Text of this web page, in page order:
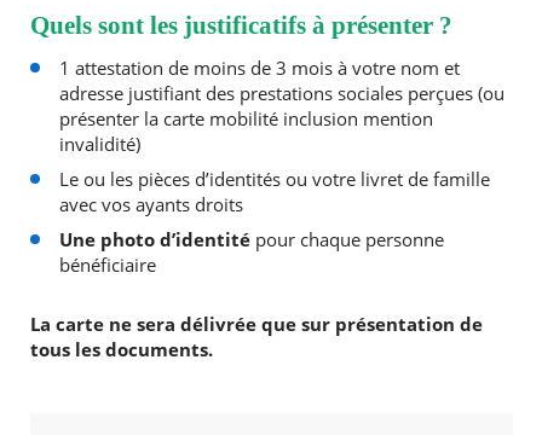
Quels sont les justificatifs à présenter ?
1 attestation de moins de 3 mois à votre nom et
adresse justifiant des prestations sociales perçues (ou
présenter la carte mobilité inclusion mention
invalidité)
Le ou les pièces d’identités ou votre livret de famille
avec vos ayants droits
Une photo d’identité pour chaque personne
bénéficiaire
La carte ne sera délivrée que sur présentation de
tous les documents.